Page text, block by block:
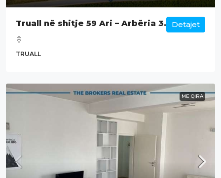
Truall në shitje 59 Ari – Arbëria 3.
TRUALL
Detajet
ME QIRA